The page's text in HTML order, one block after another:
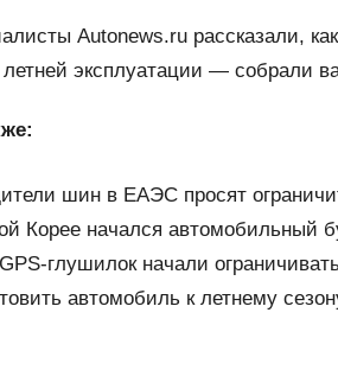
Autonews.ru рассказали,
эксплуатации — собрали
шин в ЕАЭС просят
Корее начался автомобильный
глушилок начали
автомобиль к летнему